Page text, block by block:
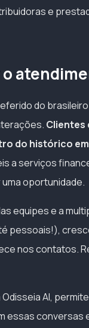
e
do
Clientes
do histórico
a serviços
oportunidade.
equipes e a
pessoais!),
nos contatos.
AI,
essas